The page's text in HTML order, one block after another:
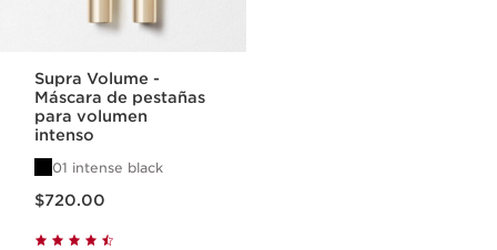
Supra Volume -
Máscara de pestañas
para volumen
intenso
01 intense black
$720.00